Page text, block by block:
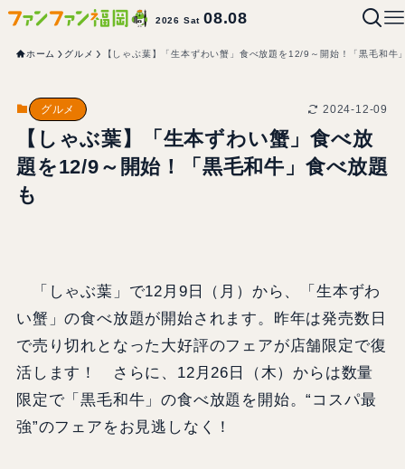
2026 Sat08.08
ホーム グルメ 【しゃぶ葉】「生本ずわい蟹」食べ放題を12/9～開始！「黒毛和牛
グルメ 2024-12-09
【しゃぶ葉】「生本ずわい蟹」食べ放
題を12/9～開始！「黒毛和牛」食べ放題
も
「しゃぶ葉」で12月9日（月）から、「生本ずわ
い蟹」の食べ放題が開始されます。昨年は発売数日
で売り切れとなった大好評のフェアが店舗限定で復
活します！ さらに、12月26日（木）からは数量
限定で「黒毛和牛」の食べ放題を開始。“コスパ最
強”のフェアをお見逃しなく！